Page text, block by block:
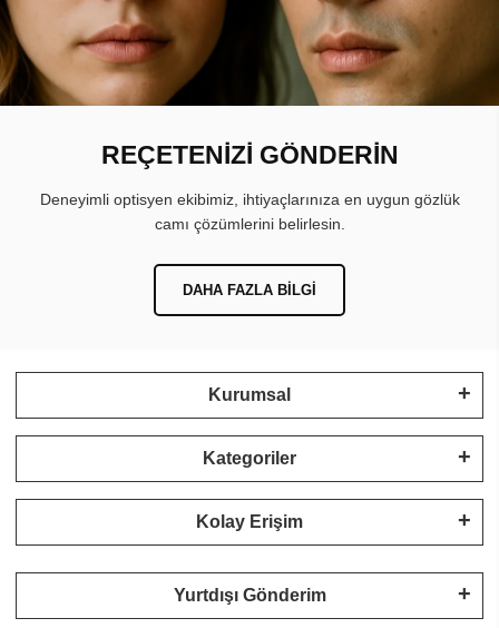
REÇETENİZİ GÖNDERİN
Deneyimli optisyen ekibimiz, ihtiyaçlarınıza en uygun gözlük
camı çözümlerini belirlesin.
DAHA FAZLA BILGI
Kurumsal
Kategoriler
Kolay Erişim
Yurtdışı Gönderim